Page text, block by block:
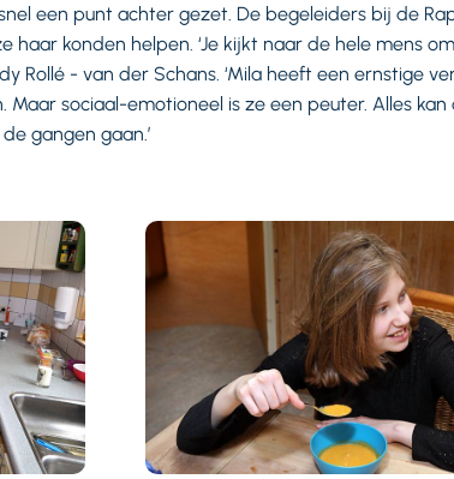
een punt achter gezet. De begeleiders bij de
haar konden helpen. ‘Je kijkt naar de hele mens
Rollé - van der Schans. ‘Mila heeft een ernstige
Maar sociaal-emotioneel is ze een peuter. Alles kan
gangen gaan.’